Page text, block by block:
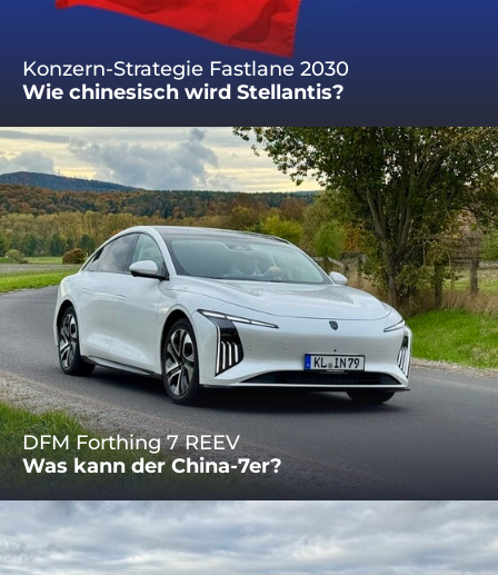
Konzern-Strategie Fastlane 2030
Wie chinesisch wird Stellantis?
DFM Forthing 7 REEV
Was kann der China-7er?